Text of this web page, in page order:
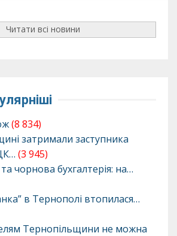
Читати всі новини
(8 834)
затримали заступника
(3 945)
чорнова бухгалтерія: на…
в Тернополі втопилася…
Тернопільщини не можна